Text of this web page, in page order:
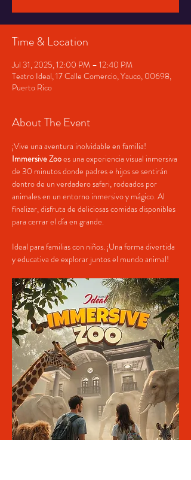
Time & Location
Jul 31, 2025, 12:00 PM – 12:40 PM
Teatro Ideal, 17 Calle Comercio, Yauco, 00698,
Puerto Rico
About The Event
¡Vive una aventura inolvidable en familia!
Immersive Zoo es una experiencia visual inmersiva
de 30 minutos donde padres e hijos se sentirán
dentro de un verdadero safari, rodeados por
animales en un entorno inmersivo y mágico. Al
finalizar, disfruta de deliciosas comidas disponibles
para cerrar el día en grande.
Ideal para familias con niños. ¡Una forma divertida
y educativa de explorar juntos el mundo animal!